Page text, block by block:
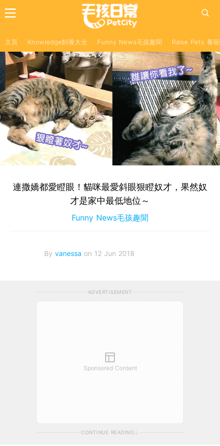
主頁 Knowledge飼養大全 Funny News毛孩趣聞 Raise Pets 養
連撒嬌都愛瞪眼！貓咪最愛斜眼狠瞪奴才，果然奴
才是家中最低地位～
Funny News毛孩趣聞
By vanessa on 12 Jun 2018
ADVERTISEMENT
Sponsored Content
CONTINUE READING